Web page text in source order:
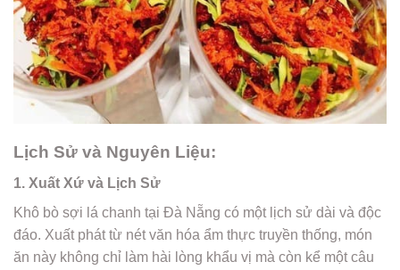
Lịch Sử và Nguyên Liệu:
1. Xuất Xứ và Lịch Sử
Khô bò sợi lá chanh tại Đà Nẵng có một lịch sử dài và độc
đáo. Xuất phát từ nét văn hóa ẩm thực truyền thống, món
ăn này không chỉ làm hài lòng khẩu vị mà còn kể một câu